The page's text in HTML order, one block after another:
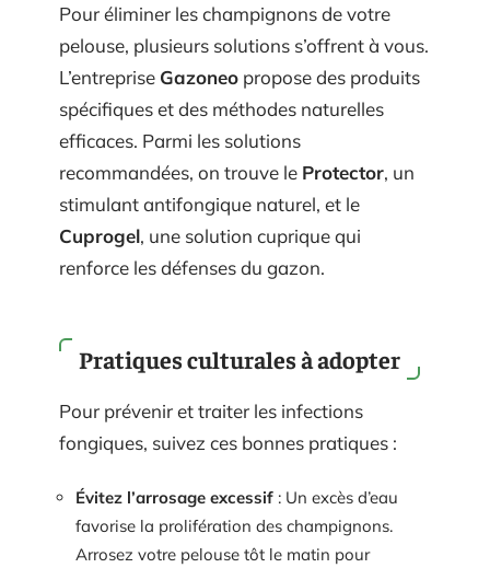
Pour éliminer les champignons de votre
pelouse, plusieurs solutions s’offrent à vous.
L’entreprise Gazoneo propose des produits
spécifiques et des méthodes naturelles
efficaces. Parmi les solutions
recommandées, on trouve le Protector, un
stimulant antifongique naturel, et le
Cuprogel, une solution cuprique qui
renforce les défenses du gazon.
Pratiques culturales à adopter
Pour prévenir et traiter les infections
fongiques, suivez ces bonnes pratiques :
Évitez l’arrosage excessif : Un excès d’eau
favorise la prolifération des champignons.
Arrosez votre pelouse tôt le matin pour